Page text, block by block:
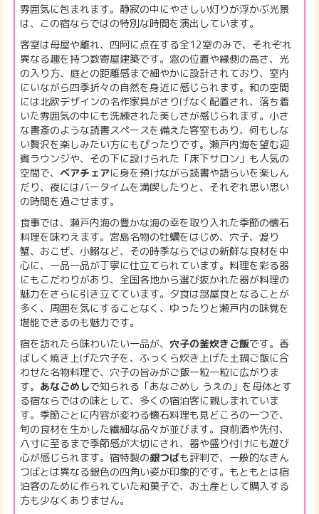
雰囲気に包まれます。静寂の中にやさしい灯りが浮かぶ光景
は、この宿ならではの特別な時間を演出しています。
客室は母屋や離れ、四阿に点在する全12室のみで、それぞれ
異なる趣を持つ数寄屋建築です。窓の位置や縁側の高さ、光
の入り方、庭との距離感まで細やかに設計されており、室内
にいながら四季折々の自然を身近に感じられます。和の空間
には北欧デザインの名作家具がさりげなく配置され、落ち着
いた雰囲気の中にも洗練された美しさが感じられます。小さ
な書斎のような読書スペースを備えた客室もあり、何もしな
い贅沢を楽しみたい方にもぴったりです。瀬戸内海を望む迎
賓ラウンジや、その下に設けられた「床下サロン」も人気の
空間で、ベアチェアに身を預けながら読書や語らいを楽しん
だり、夜にはバータイムを満喫したりと、それぞれ思い思い
の時間を過ごせます。
食事では、瀬戸内海の豊かな海の幸を取り入れた季節の懐石
料理を味わえます。宮島名物の牡蠣をはじめ、穴子、渡り
蟹、おこぜ、小鰯など、その時季ならではの新鮮な食材を中
心に、一品一品が丁寧に仕立てられています。料理を彩る器
にもこだわりがあり、全国各地から選び抜かれた器が料理の
魅力をさらに引き立てています。夕食は部屋食となることが
多く、周囲を気にすることなく、ゆったりと瀬戸内の味覚を
堪能できるのも魅力です。
宿を訪れたら味わいたい一品が、 穴子の釜炊きご飯です。香
ばしく焼き上げた穴子を、ふっくら炊き上げた土鍋ご飯に合
わせた名物料理で、穴子の旨みがご飯一粒一粒に広がりま
す。 あなごめしで知られる「あなごめし うえの」を母体とす
る宿ならではの味として、多くの宿泊客に親しまれていま
す。季節ごとに内容が変わる懐石料理も見どころの一つで、
旬の食材を生かした繊細な品々が並びます。食前酒や先付、
八寸に至るまで季節感が大切にされ、器や盛り付けにも遊び
心が感じられます。宿特製の銀つばも評判で、一般的なきん
つばとは異なる銀色の四角い姿が印象的です。もともとは宿
泊客のために作られていた和菓子で、お土産として購入する
方も少なくありません。